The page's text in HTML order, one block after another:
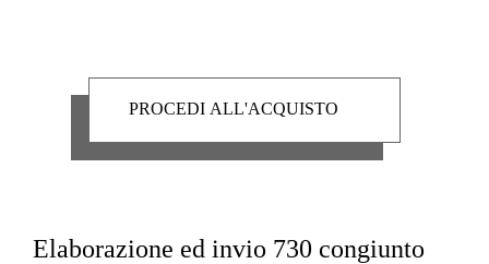
Elaborazione ed invio 730 congiunto